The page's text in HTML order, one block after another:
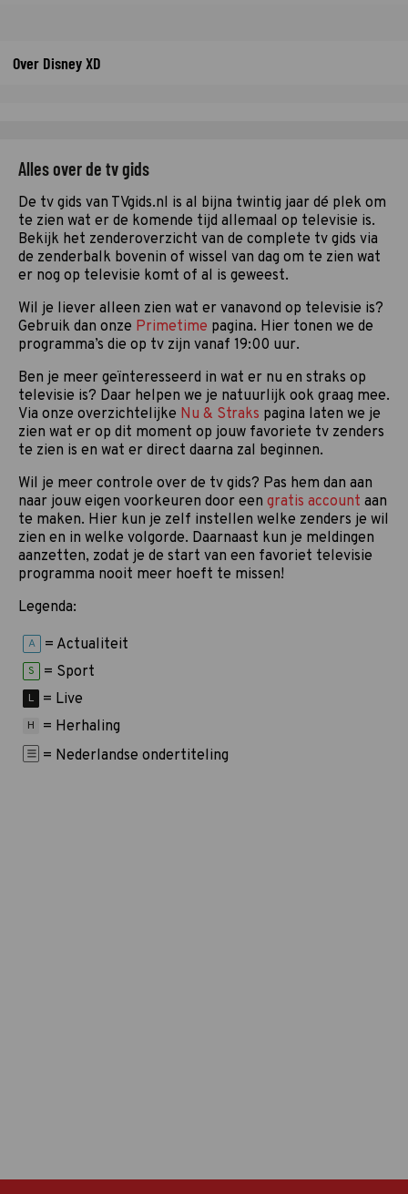
Over Disney XD
Alles over de tv gids
De tv gids van TVgids.nl is al bijna twintig jaar dé plek om
te zien wat er de komende tijd allemaal op televisie is.
Bekijk het zenderoverzicht van de complete tv gids via
de zenderbalk bovenin of wissel van dag om te zien wat
er nog op televisie komt of al is geweest.
Wil je liever alleen zien wat er vanavond op televisie is?
Gebruik dan onze Primetime pagina. Hier tonen we de
programma’s die op tv zijn vanaf 19:00 uur.
Ben je meer geïnteresseerd in wat er nu en straks op
televisie is? Daar helpen we je natuurlijk ook graag mee.
Via onze overzichtelijke Nu & Straks pagina laten we je
zien wat er op dit moment op jouw favoriete tv zenders
te zien is en wat er direct daarna zal beginnen.
Wil je meer controle over de tv gids? Pas hem dan aan
naar jouw eigen voorkeuren door een gratis account aan
te maken. Hier kun je zelf instellen welke zenders je wil
zien en in welke volgorde. Daarnaast kun je meldingen
aanzetten, zodat je de start van een favoriet televisie
programma nooit meer hoeft te missen!
Legenda:
A = Actualiteit
S = Sport
L = Live
H
= Herhaling
= Nederlandse ondertiteling